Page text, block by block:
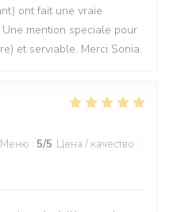
ont fait une vraie
mention speciale pour
et serviable. Merci Sonia.
Меню : 5/5 Цена / качество :